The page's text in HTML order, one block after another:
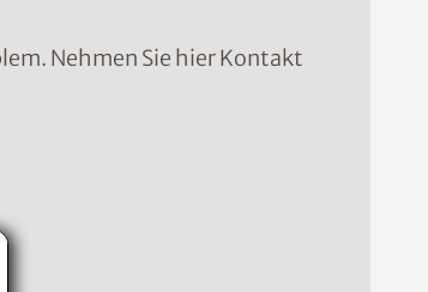
Nehmen Sie hier Kontakt